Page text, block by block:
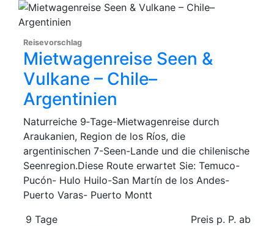
Reisevorschlag
Mietwagenreise Seen &
Vulkane – Chile–
Argentinien
Naturreiche 9‑Tage-Mietwagenreise durch
Araukanien, Region de los Ríos, die
argentinischen 7-Seen-Lande und die chilenische
Seenregion.Diese Route erwartet Sie: Temuco-
Pucón- Hulo Huilo-San Martín de los Andes-
Puerto Varas- Puerto Montt
9 Tage
Preis p. P. ab